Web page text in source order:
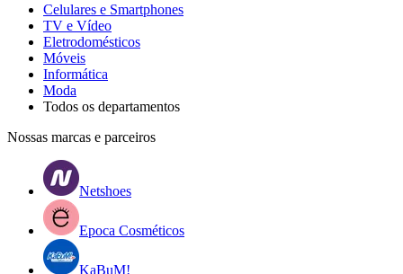
Celulares e Smartphones
TV e Vídeo
Eletrodomésticos
Móveis
Informática
Moda
Todos os departamentos
Nossas marcas e parceiros
Netshoes
Epoca Cosméticos
KaBuM!